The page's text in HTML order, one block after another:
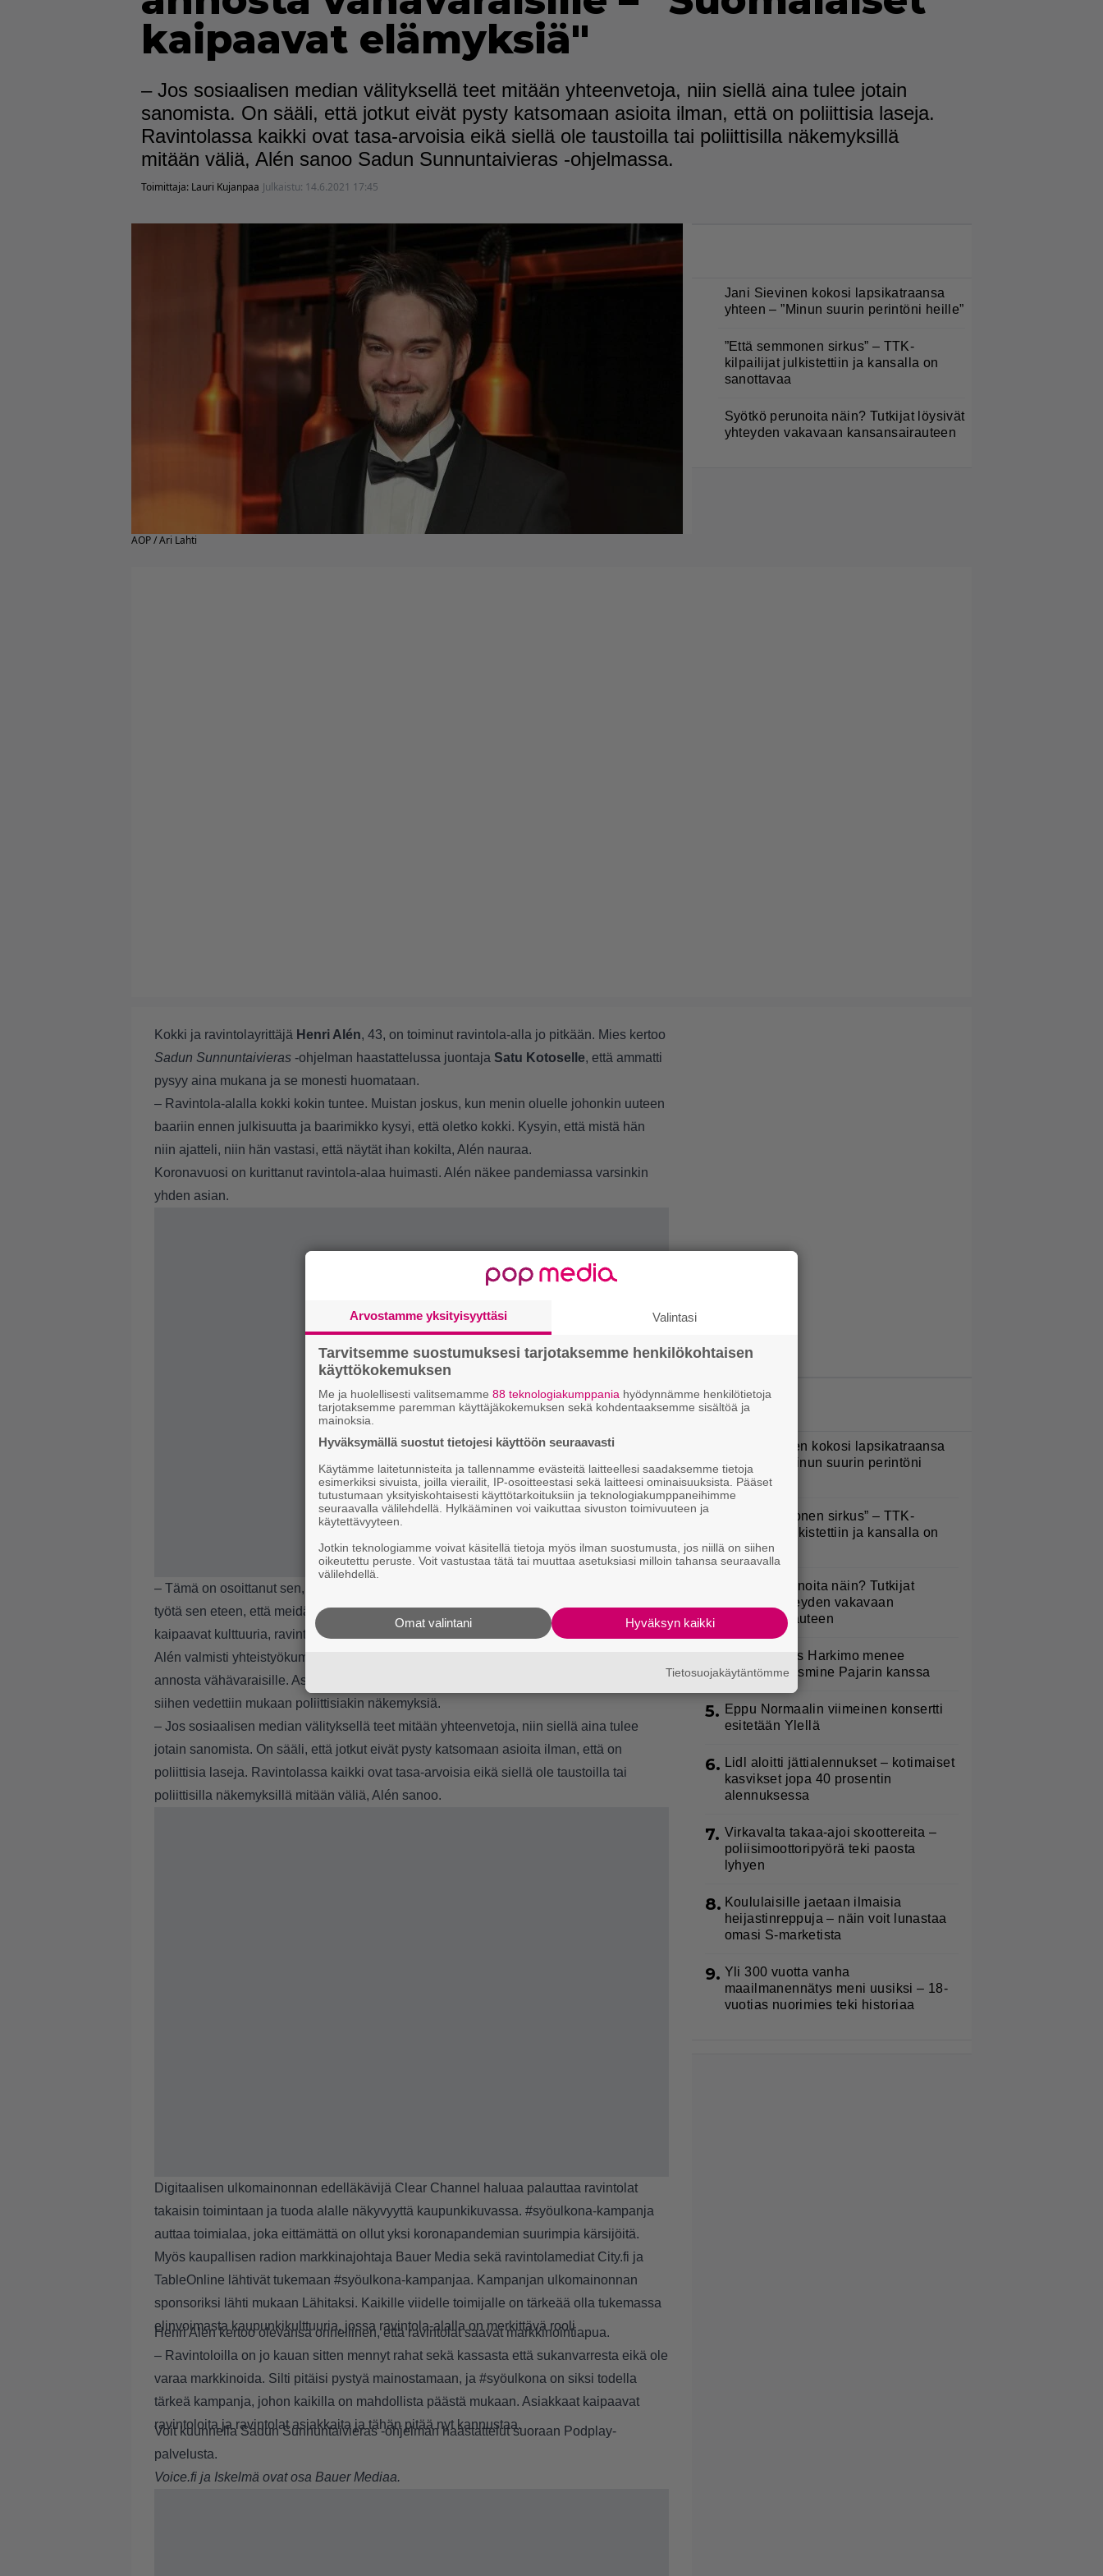
kaipaavat elämyksiä"
– Jos sosiaalisen median välityksellä teet mitään yhteenvetoja, niin siellä aina tulee jotain
sanomista. On sääli, että jotkut eivät pysty katsomaan asioita ilman, että on poliittisia laseja.
Ravintolassa kaikki ovat tasa-arvoisia eikä siellä ole taustoilla tai poliittisilla näkemyksillä
mitään väliä, Alén sanoo Sadun Sunnuntaivieras -ohjelmassa.
Toimittaja: Lauri Kujanpaa Julkaistu: 14.6.2021 17:45
AOP / Ari Lahti
Jani Sievinen kokosi lapsikatraansa
yhteen – ”Minun suurin perintöni heille”
”Että semmonen sirkus” – TTK-
kilpailijat julkistettiin ja kansalla on
sanottavaa
Syötkö perunoita näin? Tutkijat löysivät
yhteyden vakavaan kansansairauteen
Kokki ja ravintolayrittäjä Henri Alén, 43, on toiminut ravintola-alla jo pitkään. Mies kertoo
Sadun Sunnuntaivieras -ohjelman haastattelussa juontaja Satu Kotoselle, että ammatti
pysyy aina mukana ja se monesti huomataan.
– Ravintola-alalla kokki kokin tuntee. Muistan joskus, kun menin oluelle johonkin uuteen
baariin ennen julkisuutta ja baarimikko kysyi, että oletko kokki. Kysyin, että mistä hän
niin ajatteli, niin hän vastasi, että näytät ihan kokilta, Alén nauraa.
Koronavuosi on kurittanut ravintola-alaa huimasti. Alén näkee pandemiassa varsinkin
yhden asian.
– Tämä on osoittanut sen, missä arvossa suomalaiset alat ovat, ja meidän pitää tehdä
työtä sen eteen, että meidän ammattejamme arvostetaan enemmän. Suomalaiset
kaipaavat kulttuuria, ravintoloita ja elämyksiä, se on fakta.
Alén valmisti yhteistyökumppaneineen kevään ravintolasulun aikana
annosta vähävaraisille. Asia aiheutti kovaa keskustelua sosiaalisessa mediassa ja
siihen vedettiin mukaan poliittisiakin näkemyksiä.
– Jos sosiaalisen median välityksellä teet mitään yhteenvetoja, niin siellä aina tulee
jotain sanomista. On sääli, että jotkut eivät pysty katsomaan asioita ilman, että on
poliittisia laseja. Ravintolassa kaikki ovat tasa-arvoisia eikä siellä ole taustoilla tai
poliittisilla näkemyksillä mitään väliä, Alén sanoo.
Digitaalisen ulkomainonnan edelläkävijä Clear Channel haluaa palauttaa ravintolat
takaisin toimintaan ja tuoda alalle näkyvyyttä kaupunkikuvassa. #syöulkona-kampanja
auttaa toimialaa, joka eittämättä on ollut yksi koronapandemian suurimpia kärsijöitä.
Myös kaupallisen radion markkinajohtaja Bauer Media sekä ravintolamediat City.fi ja
TableOnline lähtivät tukemaan #syöulkona-kampanjaa. Kampanjan ulkomainonnan
sponsoriksi lähti mukaan Lähitaksi. Kaikille viidelle toimijalle on tärkeää olla tukemassa
elinvoimasta kaupunkikulttuuria, jossa ravintola-alalla on merkittävä rooli
Henri Alén kertoo olevansa onnellinen, että ravintolat saavat markkinointiapua.
– Ravintoloilla on jo kauan sitten mennyt rahat sekä kassasta että sukanvarresta eikä ole
varaa markkinoida. Silti pitäisi pystyä mainostamaan, ja #syöulkona on siksi todella
tärkeä kampanja, johon kaikilla on mahdollista päästä mukaan. Asiakkaat kaipaavat
ravintoloita ja ravintolat asiakkaita ja tähän pitää nyt kannustaa.
Voit kuunnella Sadun Sunnuntaivieras -ohjelman haastattelut suoraan Podplay-
palvelusta.
Voice.fi ja Iskelmä ovat osa Bauer Mediaa.
Jani Sievinen kokosi lapsikatraansa
yhteen – ”Minun suurin perintöni
heille”
2.
”Että semmonen sirkus” – TTK-
kilpailijat julkistettiin ja kansalla on
sanottavaa
Syötkö perunoita näin? Tutkijat
löysivät yhteyden vakavaan
kansansairauteen
Uuno: Hjallis Harkimo menee
naimisiin Jasmine Pajarin kanssa
5. Eppu Normaalin viimeinen konsertti
esitetään Ylellä
6. Lidl aloitti jättialennukset – kotimaiset
kasvikset jopa 40 prosentin
alennuksessa
7. Virkavalta takaa-ajoi skoottereita –
poliisimoottoripyörä teki paosta
lyhyen
8. Koululaisille jaetaan ilmaisia
heijastinreppuja – näin voit lunastaa
omasi S-marketista
9. Yli 300 vuotta vanha
maailmanennätys meni uusiksi – 18-
vuotias nuorimies teki historiaa
Arvostamme yksityisyyttäsi Valintasi
Tarvitsemme suostumuksesi tarjotaksemme henkilökohtaisen
käyttökokemuksen
Me ja huolellisesti valitsemamme 88 teknologiakumppania hyödynnämme henkilötietoja
tarjotaksemme paremman käyttäjäkokemuksen sekä kohdentaaksemme sisältöä ja
mainoksia.
Hyväksymällä suostut tietojesi käyttöön seuraavasti
Käytämme laitetunnisteita ja tallennamme evästeitä laitteellesi saadaksemme tietoja
esimerkiksi sivuista, joilla vierailit, IP-osoitteestasi sekä laitteesi ominaisuuksista. Pääset
tutustumaan yksityiskohtaisesti käyttötarkoituksiin ja teknologiakumppaneihimme
seuraavalla välilehdellä. Hylkääminen voi vaikuttaa sivuston toimivuuteen ja
käytettävyyteen.
Jotkin teknologiamme voivat käsitellä tietoja myös ilman suostumusta, jos niillä on siihen
oikeutettu peruste. Voit vastustaa tätä tai muuttaa asetuksiasi milloin tahansa seuraavalla
välilehdellä.
Hyväksyn kaikki
Omat valintani
Tietosuojakäytäntömme